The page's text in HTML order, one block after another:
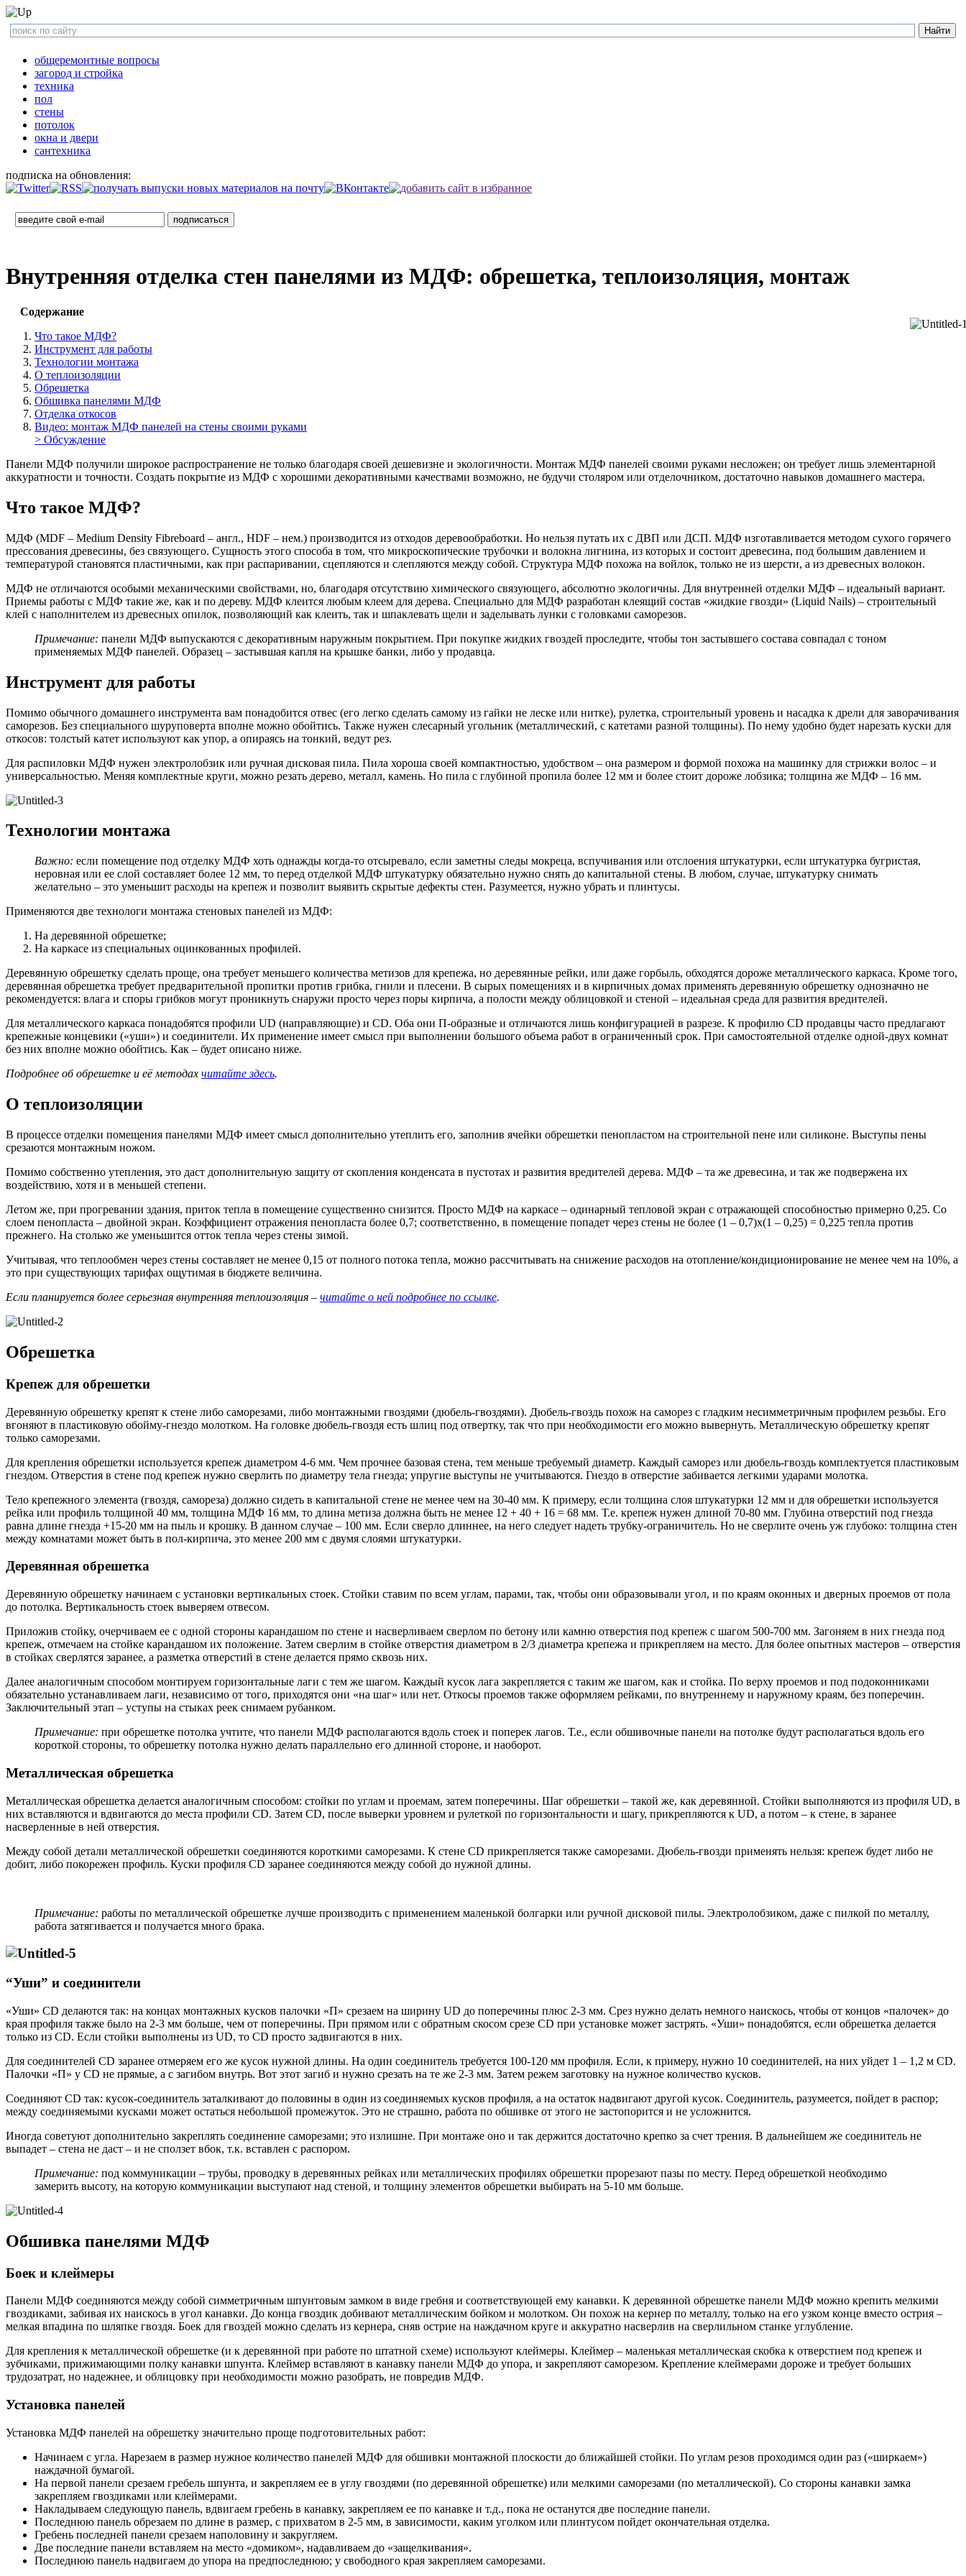
общеремонтные вопросы
загород и стройка
техника
пол
стены
потолок
окна и двери
сантехника
подписка на обновления:
Внутренняя отделка стен панелями из МДФ: обрешетка, теплоизоляция, монтаж
Содержание
Что такое МДФ?
Инструмент для работы
Технологии монтажа
О теплоизоляции
Обрешетка
Обшивка панелями МДФ
Отделка откосов
Видео: монтаж МДФ панелей на стены своими руками
> Обсуждение
Панели МДФ получили широкое распространение не только благодаря своей дешевизне и экологичности. Монтаж МДФ панелей своими руками несложен; он требует лишь элементарной
аккуратности и точности. Создать покрытие из МДФ с хорошими декоративными качествами возможно, не будучи столяром или отделочником, достаточно навыков домашнего мастера.
Что такое МДФ?
МДФ (MDF – Medium Density Fibreboard – англ., HDF – нем.) производится из отходов деревообработки. Но нельзя путать их с ДВП или ДСП. МДФ изготавливается методом сухого горячего
прессования древесины, без связующего. Сущность этого способа в том, что микроскопические трубочки и волокна лигнина, из которых и состоит древесина, под большим давлением и
температурой становятся пластичными, как при распаривании, сцепляются и слепляются между собой. Структура МДФ похожа на войлок, только не из шерсти, а из древесных волокон.
МДФ не отличаются особыми механическими свойствами, но, благодаря отсутствию химического связующего, абсолютно экологичны. Для внутренней отделки МДФ – идеальный вариант.
Приемы работы с МДФ такие же, как и по дереву. МДФ клеится любым клеем для дерева. Специально для МДФ разработан клеящий состав «жидкие гвозди» (Liquid Nails) – строительный
клей с наполнителем из древесных опилок, позволяющий как клеить, так и шпаклевать щели и заделывать лунки с головками саморезов.
Примечание: панели МДФ выпускаются с декоративным наружным покрытием. При покупке жидких гвоздей проследите, чтобы тон застывшего состава совпадал с тоном
применяемых МДФ панелей. Образец – застывшая капля на крышке банки, либо у продавца.
Инструмент для работы
Помимо обычного домашнего инструмента вам понадобится отвес (его легко сделать самому из гайки не леске или нитке), рулетка, строительный уровень и насадка к дрели для заворачивания
саморезов. Без специального шуруповерта вполне можно обойтись. Также нужен слесарный угольник (металлический, с катетами разной толщины). По нему удобно будет нарезать куски для
откосов: толстый катет используют как упор, а опираясь на тонкий, ведут рез.
Для распиловки МДФ нужен электролобзик или ручная дисковая пила. Пила хороша своей компактностью, удобством – она размером и формой похожа на машинку для стрижки волос – и
универсальностью. Меняя комплектные круги, можно резать дерево, металл, камень. Но пила с глубиной пропила более 12 мм и более стоит дороже лобзика; толщина же МДФ – 16 мм.
Технологии монтажа
Важно: если помещение под отделку МДФ хоть однажды когда-то отсыревало, если заметны следы мокреца, вспучивания или отслоения штукатурки, если штукатурка бугристая,
неровная или ее слой составляет более 12 мм, то перед отделкой МДФ штукатурку обязательно нужно снять до капитальной стены. В любом, случае, штукатурку снимать
желательно – это уменьшит расходы на крепеж и позволит выявить скрытые дефекты стен. Разумеется, нужно убрать и плинтусы.
Применяются две технологи монтажа стеновых панелей из МДФ:
На деревянной обрешетке;
На каркасе из специальных оцинкованных профилей.
Деревянную обрешетку сделать проще, она требует меньшего количества метизов для крепежа, но деревянные рейки, или даже горбыль, обходятся дороже металлического каркаса. Кроме того,
деревянная обрешетка требует предварительной пропитки против грибка, гнили и плесени. В сырых помещениях и в кирпичных домах применять деревянную обрешетку однозначно не
рекомендуется: влага и споры грибков могут проникнуть снаружи просто через поры кирпича, а полости между облицовкой и стеной – идеальная среда для развития вредителей.
Для металлического каркаса понадобятся профили UD (направляющие) и CD. Оба они П-образные и отличаются лишь конфигурацией в разрезе. К профилю CD продавцы часто предлагают
крепежные концевики («уши») и соединители. Их применение имеет смысл при выполнении большого объема работ в ограниченный срок. При самостоятельной отделке одной-двух комнат
без них вполне можно обойтись. Как – будет описано ниже.
Подробнее об обрешетке и её методах читайте здесь.
О теплоизоляции
В процессе отделки помещения панелями МДФ имеет смысл дополнительно утеплить его, заполнив ячейки обрешетки пенопластом на строительной пене или силиконе. Выступы пены
срезаются монтажным ножом.
Помимо собственно утепления, это даст дополнительную защиту от скопления конденсата в пустотах и развития вредителей дерева. МДФ – та же древесина, и так же подвержена их
воздействию, хотя и в меньшей степени.
Летом же, при прогревании здания, приток тепла в помещение существенно снизится. Просто МДФ на каркасе – одинарный тепловой экран с отражающей способностью примерно 0,25. Со
слоем пенопласта – двойной экран. Коэффициент отражения пенопласта более 0,7; соответственно, в помещение попадет через стены не более (1 – 0,7)х(1 – 0,25) = 0,225 тепла против
прежнего. На столько же уменьшится отток тепла через стены зимой.
Учитывая, что теплообмен через стены составляет не менее 0,15 от полного потока тепла, можно рассчитывать на снижение расходов на отопление/кондиционирование не менее чем на 10%, а
это при существующих тарифах ощутимая в бюджете величина.
Если планируется более серьезная внутренняя теплоизоляция – читайте о ней подробнее по ссылке.
Обрешетка
Крепеж для обрешетки
Деревянную обрешетку крепят к стене либо саморезами, либо монтажными гвоздями (дюбель-гвоздями). Дюбель-гвоздь похож на саморез с гладким несимметричным профилем резьбы. Его
вгоняют в пластиковую обойму-гнездо молотком. На головке дюбель-гвоздя есть шлиц под отвертку, так что при необходимости его можно вывернуть. Металлическую обрешетку крепят
только саморезами.
Для крепления обрешетки используется крепеж диаметром 4-6 мм. Чем прочнее базовая стена, тем меньше требуемый диаметр. Каждый саморез или дюбель-гвоздь комплектуется пластиковым
гнездом. Отверстия в стене под крепеж нужно сверлить по диаметру тела гнезда; упругие выступы не учитываются. Гнездо в отверстие забивается легкими ударами молотка.
Тело крепежного элемента (гвоздя, самореза) должно сидеть в капитальной стене не менее чем на 30-40 мм. К примеру, если толщина слоя штукатурки 12 мм и для обрешетки используется
рейка или профиль толщиной 40 мм, толщина МДФ 16 мм, то длина метиза должна быть не менее 12 + 40 + 16 = 68 мм. Т.е. крепеж нужен длиной 70-80 мм. Глубина отверстий под гнезда
равна длине гнезда +15-20 мм на пыль и крошку. В данном случае – 100 мм. Если сверло длиннее, на него следует надеть трубку-ограничитель. Но не сверлите очень уж глубоко: толщина стен
между комнатами может быть в пол-кирпича, это менее 200 мм с двумя слоями штукатурки.
Деревянная обрешетка
Деревянную обрешетку начинаем с установки вертикальных стоек. Стойки ставим по всем углам, парами, так, чтобы они образовывали угол, и по краям оконных и дверных проемов от пола
до потолка. Вертикальность стоек выверяем отвесом.
Приложив стойку, очерчиваем ее с одной стороны карандашом по стене и насверливаем сверлом по бетону или камню отверстия под крепеж с шагом 500-700 мм. Загоняем в них гнезда под
крепеж, отмечаем на стойке карандашом их положение. Затем сверлим в стойке отверстия диаметром в 2/3 диаметра крепежа и прикрепляем на место. Для более опытных мастеров – отверстия
в стойках сверлятся заранее, а разметка отверстий в стене делается прямо сквозь них.
Далее аналогичным способом монтируем горизонтальные лаги с тем же шагом. Каждый кусок лага закрепляется с таким же шагом, как и стойка. По верху проемов и под подоконниками
обязательно устанавливаем лаги, независимо от того, приходятся они «на шаг» или нет. Откосы проемов также оформляем рейками, по внутреннему и наружному краям, без поперечин.
Заключительный этап – уступы на стыках реек снимаем рубанком.
Примечание: при обрешетке потолка учтите, что панели МДФ располагаются вдоль стоек и поперек лагов. Т.е., если обшивочные панели на потолке будут располагаться вдоль его
короткой стороны, то обрешетку потолка нужно делать параллельно его длинной стороне, и наоборот.
Металлическая обрешетка
Металлическая обрешетка делается аналогичным способом: стойки по углам и проемам, затем поперечины. Шаг обрешетки – такой же, как деревянной. Стойки выполняются из профиля UD, в
них вставляются и вдвигаются до места профили CD. Затем CD, после выверки уровнем и рулеткой по горизонтальности и шагу, прикрепляются к UD, а потом – к стене, в заранее
насверленные в ней отверстия.
Между собой детали металлической обрешетки соединяются короткими саморезами. К стене CD прикрепляется также саморезами. Дюбель-гвозди применять нельзя: крепеж будет либо не
добит, либо покорежен профиль. Куски профиля CD заранее соединяются между собой до нужной длины.
Примечание: работы по металлической обрешетке лучше производить с применением маленькой болгарки или ручной дисковой пилы. Электролобзиком, даже с пилкой по металлу,
работа затягивается и получается много брака.
“Уши” и соединители
«Уши» CD делаются так: на концах монтажных кусков палочки «П» срезаем на ширину UD до поперечины плюс 2-3 мм. Срез нужно делать немного наискось, чтобы от концов «палочек» до
края профиля также было на 2-3 мм больше, чем от поперечины. При прямом или с обратным скосом срезе CD при установке может застрять. «Уши» понадобятся, если обрешетка делается
только из CD. Если стойки выполнены из UD, то CD просто задвигаются в них.
Для соединителей CD заранее отмеряем его же кусок нужной длины. На один соединитель требуется 100-120 мм профиля. Если, к примеру, нужно 10 соединителей, на них уйдет 1 – 1,2 м CD.
Палочки «П» у CD не прямые, а с загибом внутрь. Вот этот загиб и нужно срезать на те же 2-3 мм. Затем режем заготовку на нужное количество кусков.
Соединяют CD так: кусок-соединитель заталкивают до половины в один из соединяемых кусков профиля, а на остаток надвигают другой кусок. Соединитель, разумеется, пойдет в распор;
между соединяемыми кусками может остаться небольшой промежуток. Это не страшно, работа по обшивке от этого не застопорится и не усложнится.
Иногда советуют дополнительно закреплять соединение саморезами; это излишне. При монтаже оно и так держится достаточно крепко за счет трения. В дальнейшем же соединитель не
выпадет – стена не даст – и не сползет вбок, т.к. вставлен с распором.
Примечание: под коммуникации – трубы, проводку в деревянных рейках или металлических профилях обрешетки прорезают пазы по месту. Перед обрешеткой необходимо
замерить высоту, на которую коммуникации выступают над стеной, и толщину элементов обрешетки выбирать на 5-10 мм больше.
Обшивка панелями МДФ
Боек и клеймеры
Панели МДФ соединяются между собой симметричным шпунтовым замком в виде гребня и соответствующей ему канавки. К деревянной обрешетке панели МДФ можно крепить мелкими
гвоздиками, забивая их наискось в угол канавки. До конца гвоздик добивают металлическим бойком и молотком. Он похож на кернер по металлу, только на его узком конце вместо острия –
мелкая впадина по шляпке гвоздя. Боек для гвоздей можно сделать из кернера, сняв острие на наждачном круге и аккуратно насверлив на сверлильном станке углубление.
Для крепления к металлической обрешетке (и к деревянной при работе по штатной схеме) используют клеймеры. Клеймер – маленькая металлическая скобка к отверстием под крепеж и
зубчиками, прижимающими полку канавки шпунта. Клеймер вставляют в канавку панели МДФ до упора, и закрепляют саморезом. Крепление клеймерами дороже и требует больших
трудозатрат, но надежнее, и облицовку при необходимости можно разобрать, не повредив МДФ.
Установка панелей
Установка МДФ панелей на обрешетку значительно проще подготовительных работ:
Начинаем с угла. Нарезаем в размер нужное количество панелей МДФ для обшивки монтажной плоскости до ближайшей стойки. По углам резов проходимся один раз («ширкаем»)
наждачной бумагой.
На первой панели срезаем гребель шпунта, и закрепляем ее в углу гвоздями (по деревянной обрешетке) или мелкими саморезами (по металлической). Со стороны канавки замка
закрепляем гвоздиками или клеймерами.
Накладываем следующую панель, вдвигаем гребень в канавку, закрепляем ее по канавке и т.д., пока не останутся две последние панели.
Последнюю панель обрезаем по длине в размер, с прихватом в 2-5 мм, в зависимости, каким уголком или плинтусом пойдет окончательная отделка.
Гребень последней панели срезаем наполовину и закругляем.
Две последние панели вставляем на место «домиком», надавливаем до «защелкивания».
Последнюю панель надвигаем до упора на предпоследнюю; у свободного края закрепляем саморезами.